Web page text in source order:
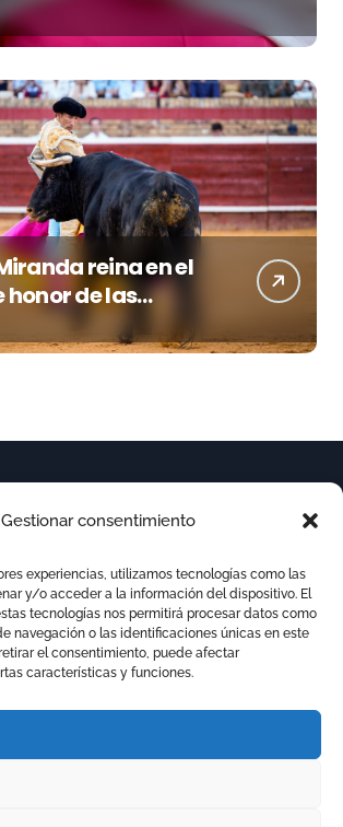
Gestionar consentimiento
experiencias, utilizamos tecnologías como las
y/o acceder a la información del dispositivo. El
tecnologías nos permitirá procesar datos como
navegación o las identificaciones únicas en este
el consentimiento, puede afectar
características y funciones.
figuras del toreo
a esta feria»
reina en el
honor de las
2026
Todos los derechos reservados